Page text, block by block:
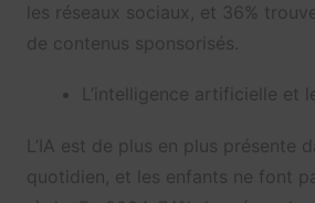
les réseaux sociaux, et 36%
de contenus sponsorisés.
L’intelligence artificielle et
L’IA est de plus en plus présente
quotidien, et les enfants ne font